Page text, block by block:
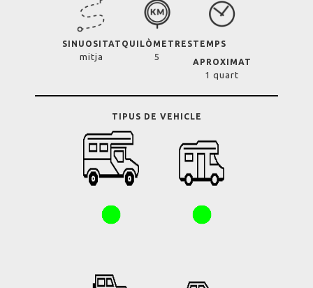
SINUOSITAT
mitja
QUILÒMETRES
5
TEMPS
APROXIMAT
1 quart
TIPUS DE VEHICLE